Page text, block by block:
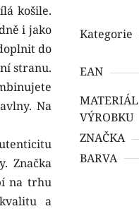
košile.
i jako
do
stranu.
Na
Značka
na trhu
a
Kategorie
EAN
MATERIÁL
VÝROBKU
ZNAČKA
BARVA